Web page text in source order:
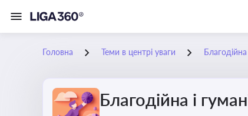
Головна Теми в центрі уваги
Благодійна і